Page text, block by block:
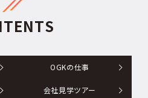
OGKの仕事
会社見学ツアー